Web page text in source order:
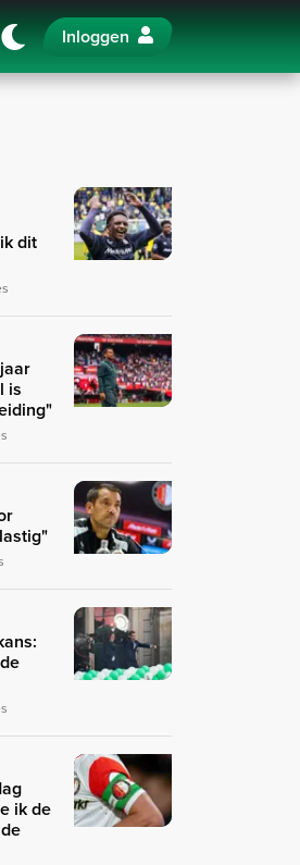
Inloggen
dit
is
ik de